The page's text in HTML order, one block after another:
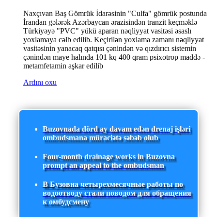
Naxçıvan Baş Gömrük İdarəsinin "Culfa" gömrük postunda
İrandan gələrək Azərbaycan ərazisindən tranzit keçməklə
Türkiyəyə "PVC" yükü aparan nəqliyyat vasitəsi əsaslı
yoxlamaya cəlb edilib. Keçirilən yoxlama zamanı nəqliyyat
vasitəsinin yanacaq qatqısı çənindən və qızdırıcı sistemin
çənindən maye halında 101 kq 400 qram psixotrop maddə -
metamfetamin aşkar edilib
Ardını oxu
Buzovnada dörd ay davam edən drenaj işləri
ombudsmana müraciətə səbəb olub
Four-month drainage works in Buzovna
prompt an appeal to the ombudsman
В Бузовна четырехмесячные работы по
водоотводу стали поводом для обращения
к омбудсмену